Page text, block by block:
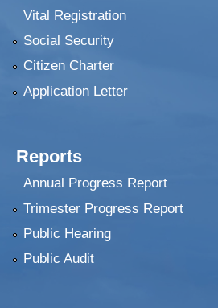
Vital Registration
Social Security
Citizen Charter
Application Letter
Reports
Annual Progress Report
Trimester Progress Report
Public Hearing
Public Audit